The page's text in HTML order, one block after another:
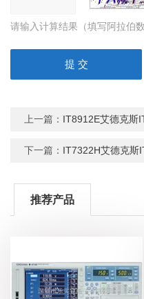
请输入计算结果（填写阿拉伯
上一篇： IT8912E艾德克斯
下一篇： IT7322H艾德克斯
推荐产品